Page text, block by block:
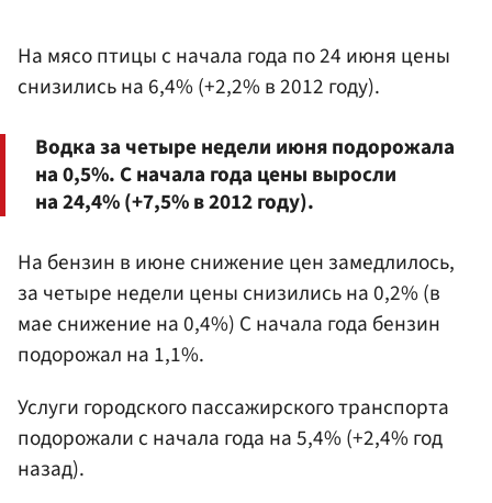
На мясо птицы с начала года по 24 июня цены
снизились на 6,4% (+2,2% в 2012 году).
Водка за четыре недели июня подорожала
на 0,5%. С начала года цены выросли
на 24,4% (+7,5% в 2012 году).
На бензин в июне снижение цен замедлилось,
за четыре недели цены снизились на 0,2% (в
мае снижение на 0,4%) С начала года бензин
подорожал на 1,1%.
Услуги городского пассажирского транспорта
подорожали с начала года на 5,4% (+2,4% год
назад).